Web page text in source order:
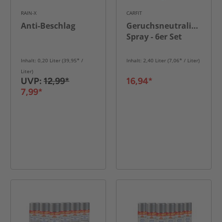
RAIN-X
Anti-Beschlag
Inhalt: 0,20 Liter (39,95* /
Liter)
UVP: 12,99*
7,99*
CARFIT
Geruchsneutralisierer
Spray - 6er Set
Inhalt: 2,40 Liter (7,06* / Liter)
16,94*